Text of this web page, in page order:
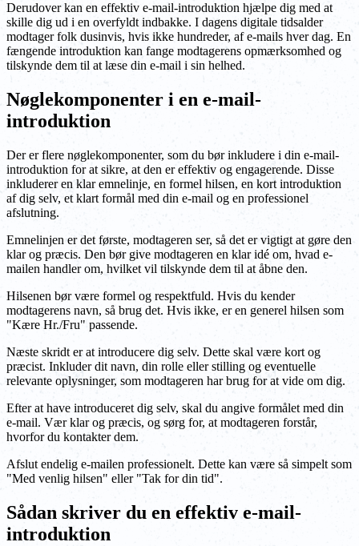
Derudover kan en effektiv e-mail-introduktion hjælpe dig med at
skille dig ud i en overfyldt indbakke. I dagens digitale tidsalder
modtager folk dusinvis, hvis ikke hundreder, af e-mails hver dag. En
fængende introduktion kan fange modtagerens opmærksomhed og
tilskynde dem til at læse din e-mail i sin helhed.
Nøglekomponenter i en e-mail-
introduktion
Der er flere nøglekomponenter, som du bør inkludere i din e-mail-
introduktion for at sikre, at den er effektiv og engagerende. Disse
inkluderer en klar emnelinje, en formel hilsen, en kort introduktion
af dig selv, et klart formål med din e-mail og en professionel
afslutning.
Emnelinjen er det første, modtageren ser, så det er vigtigt at gøre den
klar og præcis. Den bør give modtageren en klar idé om, hvad e-
mailen handler om, hvilket vil tilskynde dem til at åbne den.
Hilsenen bør være formel og respektfuld. Hvis du kender
modtagerens navn, så brug det. Hvis ikke, er en generel hilsen som
"Kære Hr./Fru" passende.
Næste skridt er at introducere dig selv. Dette skal være kort og
præcist. Inkluder dit navn, din rolle eller stilling og eventuelle
relevante oplysninger, som modtageren har brug for at vide om dig.
Efter at have introduceret dig selv, skal du angive formålet med din
e-mail. Vær klar og præcis, og sørg for, at modtageren forstår,
hvorfor du kontakter dem.
Afslut endelig e-mailen professionelt. Dette kan være så simpelt som
"Med venlig hilsen" eller "Tak for din tid".
Sådan skriver du en effektiv e-mail-
introduktion